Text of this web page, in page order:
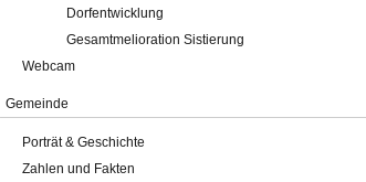
Dorfentwicklung
Gesamtmelioration Sistierung
Webcam
Gemeinde
Porträt & Geschichte
Zahlen und Fakten